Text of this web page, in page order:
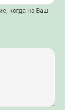
когда на Ваш